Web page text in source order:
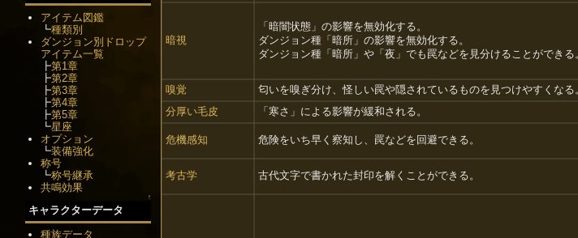
暗視
「暗闇状態」の影響を無効化する。
ダンジョン種「暗所」の影響を無効化する。
ダンジョン種「暗所」や「夜」でも罠などを見分けることができる
嗅覚
匂いを嗅ぎ分け、怪しい罠や隠されているものを見つけやすくなる
分厚い毛皮
「寒さ」による影響が緩和される。
危機感知 危険をいち早く察知し、罠などを回避できる。
考古学 古代文字で書かれた封印を解くことができる。
アイテム図鑑
┗種類別
ダンジョン別ドロップ
アイテム一覧
┣第1章
┣第2章
┣第3章
┣第4章
┣第5章
┗星座
オプション
┗装備強化
称号
┗称号継承
共鳴効果
↑
キャラクターデータ
種族データ